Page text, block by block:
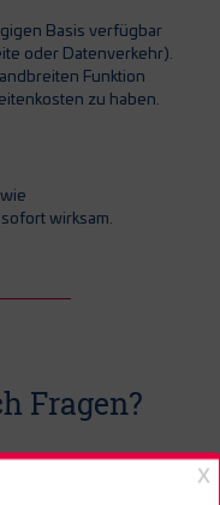
Basis verfügbar
oder Datenverkehr).
Funktion
zu haben.
wirksam.
Fragen?